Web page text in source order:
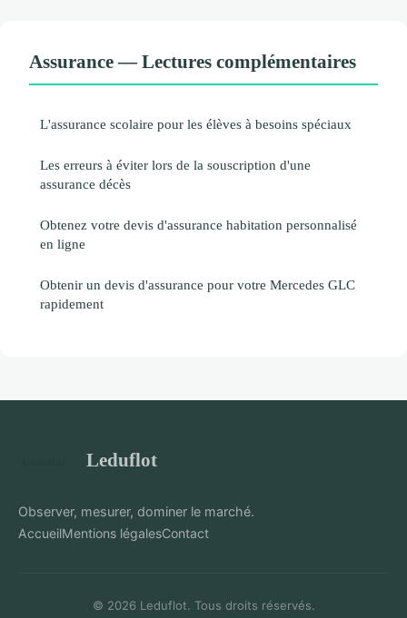
Assurance — Lectures complémentaires
L'assurance scolaire pour les élèves à besoins spéciaux
Les erreurs à éviter lors de la souscription d'une
assurance décès
Obtenez votre devis d'assurance habitation personnalisé
en ligne
Obtenir un devis d'assurance pour votre Mercedes GLC
rapidement
Leduflot
Observer, mesurer, dominer le marché.
AccueilMentions légalesContact
© 2026 Leduflot. Tous droits réservés.